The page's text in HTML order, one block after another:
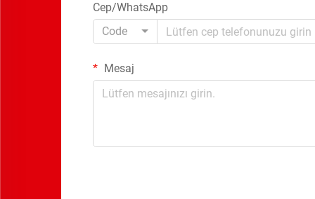
Cep/WhatsApp
Code
Mesaj